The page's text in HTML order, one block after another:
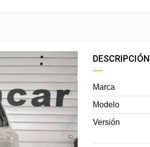
DESCRIPCIÓN
Marca
Modelo
Versión